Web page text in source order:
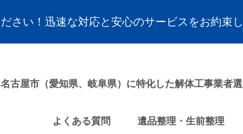
名古屋市（愛知県、岐阜県）に特化した解体工事業者
よくある質問 遺品整理・生前整理